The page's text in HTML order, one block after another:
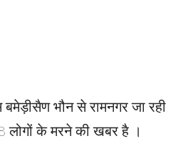
भौन से रामनगर जा रही
लोगों के मरने की खबर है ।